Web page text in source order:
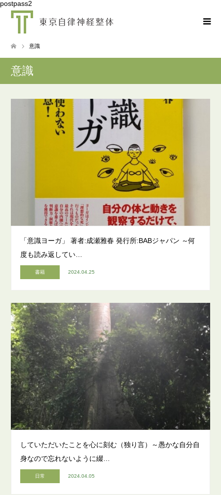
postpass2
意識
意識
「意識ヨーガ」 著者:成瀬雅春 発行所:BABジャパン ～何
度も読み返してい…
書籍 2024.04.25
していただいたことを心に刻む（独り言）～愚かな自分自
身なので忘れないように綴…
日常 2024.04.05